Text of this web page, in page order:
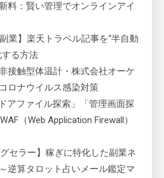
料：賢い管理でオンラインアイ
業】楽天トラベル記事を“半自動
る方法
接触型体温計・株式会社オーケ
ロナウイルス感染対策
アファイル探索」「管理画面探
（Web Application Firewall）
セラー】稼ぎに特化した副業ネ
逆算タロット占いメール鑑定マ